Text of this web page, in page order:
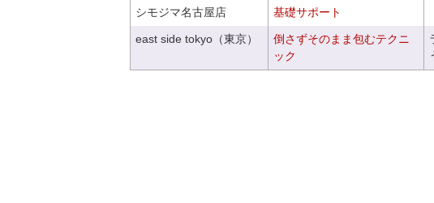
シモジマ名古屋店 基礎サポート
east side tokyo（東京）
倒さずそのまま包むテクニ
ック